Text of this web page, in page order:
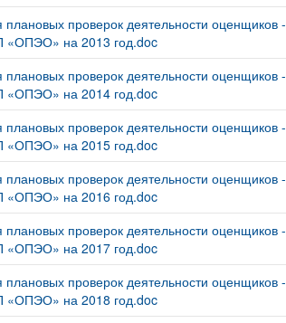
проверок деятельности оценщиков -
на 2013 год.doc
проверок деятельности оценщиков -
на 2014 год.doc
проверок деятельности оценщиков -
на 2015 год.doc
проверок деятельности оценщиков -
на 2016 год.doc
проверок деятельности оценщиков -
на 2017 год.doc
проверок деятельности оценщиков -
на 2018 год.doc